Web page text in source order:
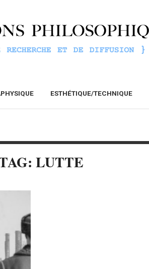
ESTHÉTIQUE/TECHNIQUE
LUTTE